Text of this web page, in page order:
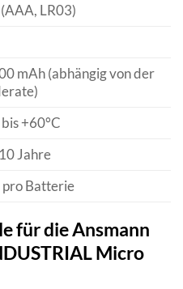
LR03)
mAh (abhängig von der
+60°C
Jahre
pro Batterie
für die Ansmann
Micro